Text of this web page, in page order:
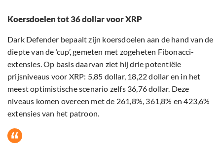
Koersdoelen tot 36 dollar voor XRP
Dark Defender bepaalt zijn koersdoelen aan de hand van de
diepte van de ‘cup’, gemeten met zogeheten Fibonacci-
extensies. Op basis daarvan ziet hij drie potentiële
prijsniveaus voor XRP: 5,85 dollar, 18,22 dollar en in het
meest optimistische scenario zelfs 36,76 dollar. Deze
niveaus komen overeen met de 261,8%, 361,8% en 423,6%
extensies van het patroon.